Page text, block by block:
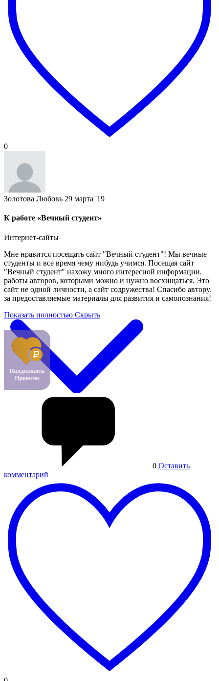
0
Золотова Любовь 29 марта '19
К работе «Вечный студент»
Интернет-сайты
Мне нравится посещать сайт "Вечный студент"! Мы вечные
студенты и все время чему нибудь учимся. Посещая сайт
"Вечный студент" нахожу много интересной информации,
работы авторов, которыми можно и нужно восхищаться. Это
сайт не одной личности, а сайт содружества! Спасибо автору.
за предоставляемые материалы для развития и самопознания!
Показать полностью Скрыть
0 Оставить
комментарий